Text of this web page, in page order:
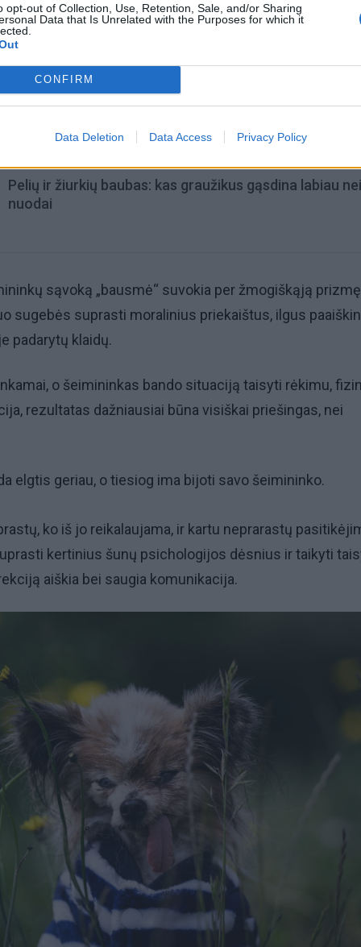
opt-out of Collection, Use, Retention, Sale, and/or Sharing
Data that Is Unrelated with the Purposes for which it
CONFIRM
Data Deletion Data Access Privacy Policy
teatro istorijoje“
Pelių ir žiurkių baubas: kas graužikus gąsdina labiau nei
nuodai
sąvoką „bausmė“ suvokia per žmogiškąją
sugebės suprasti moralinius priekaištus, ilgus
padarytų klaidų.
o šeimininkas bando situaciją taisyti rėkimu,
rezultatas dažniausiai būna visiškai priešingas, nei
elgtis geriau, o tiesiog ima bijoti savo šeimininko.
ko iš jo reikalaujama, ir kartu neprarastų
kertinius šunų psichologijos dėsnius ir taikyti
aiškia bei saugia komunikacija.